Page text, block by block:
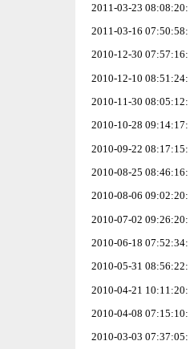
2011-03-23 08:08:20:
2011-03-16 07:50:58:
2010-12-30 07:57:16:
2010-12-10 08:51:24:
2010-11-30 08:05:12:
2010-10-28 09:14:17:
2010-09-22 08:17:15:
2010-08-25 08:46:16:
2010-08-06 09:02:20:
2010-07-02 09:26:20:
2010-06-18 07:52:34:
2010-05-31 08:56:22:
2010-04-21 10:11:20:
2010-04-08 07:15:10:
2010-03-03 07:37:05: